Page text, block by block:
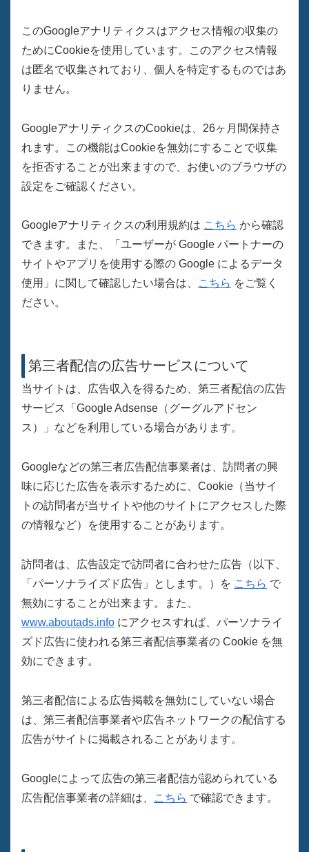
このGoogleアナリティクスはアクセス情報の収集の
ためにCookieを使用しています。このアクセス情報
は匿名で収集されており、個人を特定するものではあ
りません。
GoogleアナリティクスのCookieは、26ヶ月間保持さ
れます。この機能はCookieを無効にすることで収集
を拒否することが出来ますので、お使いのブラウザの
設定をご確認ください。
Googleアナリティクスの利用規約は こちら から確認
できます。また、「ユーザーが Google パートナーの
サイトやアプリを使用する際の Google によるデータ
使用」に関して確認したい場合は、
こちら をご覧く
ださい。
第三者配信の広告サービスについて
当サイトは、広告収入を得るため、第三者配信の広告
サービス「Google Adsense（グーグルアドセン
ス）」などを利用している場合があります。
Googleなどの第三者広告配信事業者は、訪問者の興
味に応じた広告を表示するために、Cookie（当サイ
トの訪問者が当サイトや他のサイトにアクセスした際
の情報など）を使用することがあります。
訪問者は、広告設定で訪問者に合わせた広告（以下、
「パーソナライズド広告」とします。）を こちら で
無効にすることが出来ます。また、
www.aboutads.info にアクセスすれば、パーソナライ
ズド広告に使われる第三者配信事業者の Cookie を無
効にできます。
第三者配信による広告掲載を無効にしていない場合
は、第三者配信事業者や広告ネットワークの配信する
広告がサイトに掲載されることがあります。
Googleによって広告の第三者配信が認められている
広告配信事業者の詳細は、
こちら で確認できます。